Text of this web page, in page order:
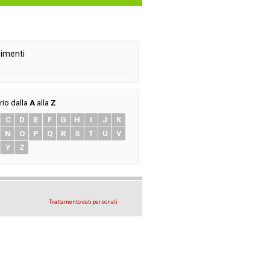
dallaA alla Z
C D E F G H I J
K
N O P Q R S T U
V
Y Z
Trattamento dati personali